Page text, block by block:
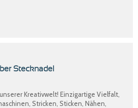
Stecknadel
Kreativwelt! Einzigartige Vielfalt,
Stricken, Sticken, Nähen,